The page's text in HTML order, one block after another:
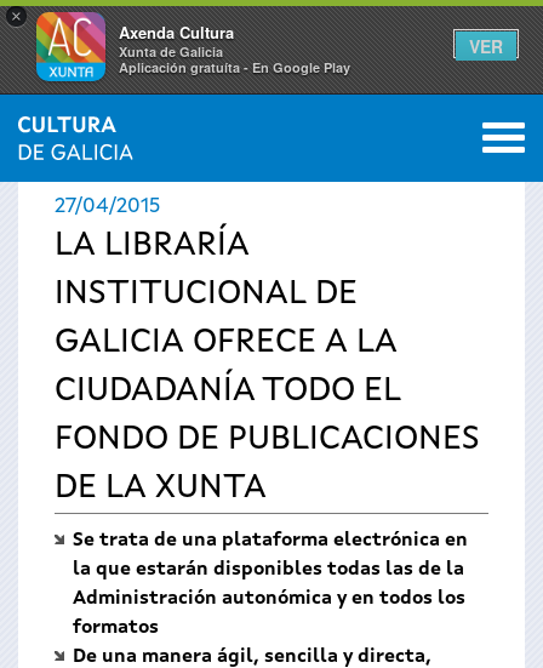
×
Axenda Cultura
Xunta de Galicia
Aplicación gratuíta - En Google Play
VER
Se
encuentra
usted
aquí
INICIO › ACTUALIDAD 0
27/04/2015
LA LIBRARÍA
INSTITUCIONAL DE
GALICIA OFRECE A LA
CIUDADANÍA TODO EL
FONDO DE PUBLICACIONES
DE LA XUNTA
Se trata de una plataforma electrónica en
la que estarán disponibles todas las de la
Administración autonómica y en todos los
formatos
De una manera ágil, sencilla y directa,